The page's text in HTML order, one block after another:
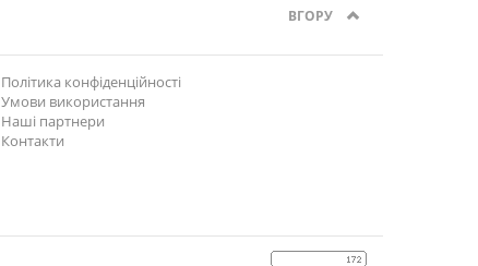
ВГОРУ
Політика конфіденційності
Умови використання
Наші партнери
Контакти